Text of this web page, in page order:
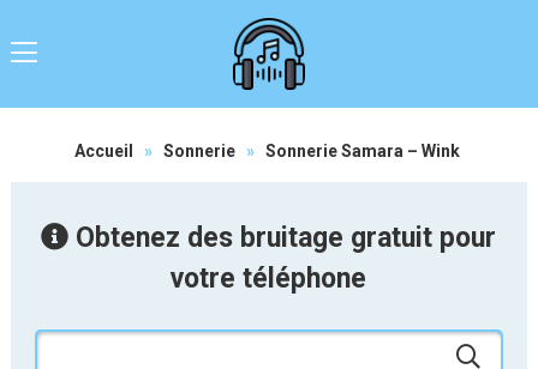
Accueil » Sonnerie » Sonnerie Samara – Wink
Obtenez des bruitage gratuit pour
votre téléphone